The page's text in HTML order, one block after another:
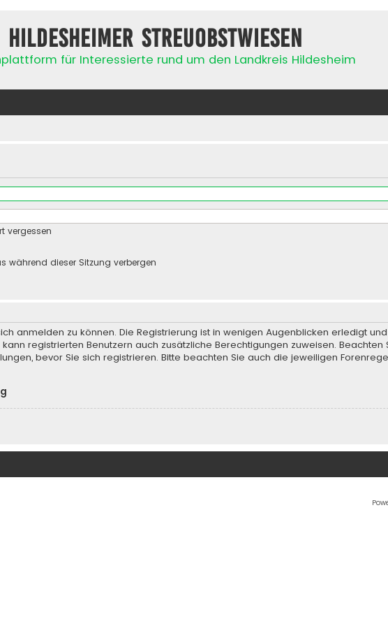
Hildesheimer Streuobstwiesen
für Interessierte rund um den Landkreis Hildesheim
vergessen
während dieser Sitzung verbergen
anmelden zu können. Die Registrierung ist in wenigen Augenblicken erledigt
registrierten Benutzern auch zusätzliche Berechtigungen zuweisen. Beachten
bevor Sie sich registrieren. Bitte beachten Sie auch die jeweiligen